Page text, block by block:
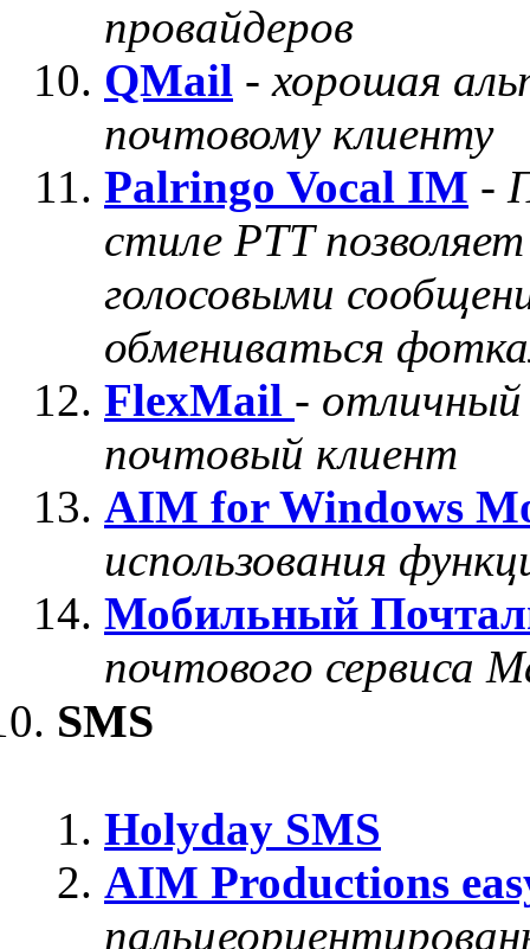
провайдеров
QMail -хорошая
почтовому клиенту
Palringo Vocal IM -
стиле PTT
голосовыми
обмениваться
FlexMail - отличный
почтовый клиент
AIM for Windows
использования
Мобильный
почтового сервиса
SMS
Holyday SMS
AIM Productions